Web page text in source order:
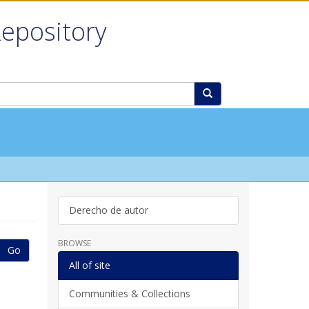
Go
Derecho de autor
BROWSE
All of site
Communities & Collections